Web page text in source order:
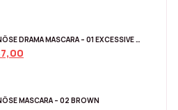
€ 200,00.
LANCÔME HYPNÔSE DRAMA MASCARA – 01 EXCESSIVE BLACK
MASCARA – 02 BROWN